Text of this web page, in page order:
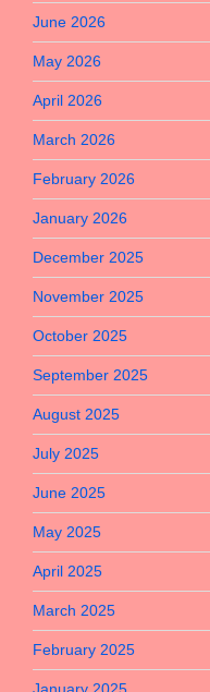
June 2026
May 2026
April 2026
March 2026
February 2026
January 2026
December 2025
November 2025
October 2025
September 2025
August 2025
July 2025
June 2025
May 2025
April 2025
March 2025
February 2025
January 2025